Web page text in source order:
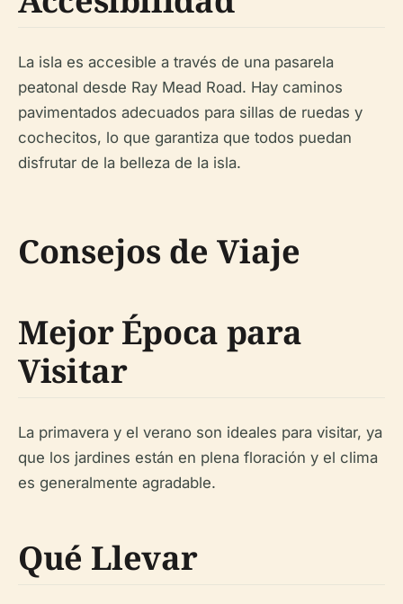
La isla es accesible a través de una pasarela
peatonal desde Ray Mead Road. Hay caminos
pavimentados adecuados para sillas de ruedas y
cochecitos, lo que garantiza que todos puedan
disfrutar de la belleza de la isla.
Consejos de Viaje
Mejor Época para
Visitar
La primavera y el verano son ideales para visitar, ya
que los jardines están en plena floración y el clima
es generalmente agradable.
Qué Llevar